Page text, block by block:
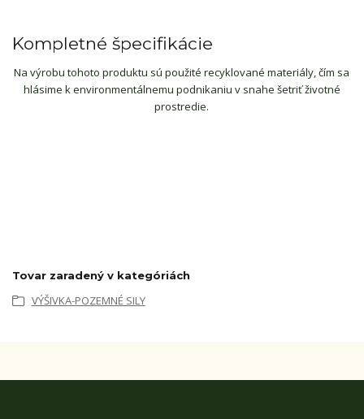
Kompletné špecifikácie
Na výrobu tohoto produktu sú použité recyklované materiály, čím sa
hlásime k environmentálnemu podnikaniu v snahe šetriť životné
prostredie.
Tovar zaradený v kategóriách
VÝŠIVKA-POZEMNÉ SILY